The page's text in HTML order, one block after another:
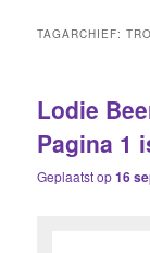
TAGARCHIEF:
Lodie
Pagina 1
Geplaatst op16